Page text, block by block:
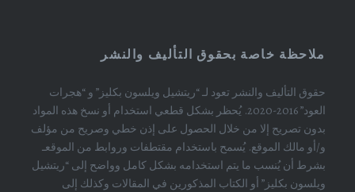
ملاحظة خاصة بحقوق التأليف والنشر
حقوق التأليف والنشر تعود لـ “ريتشيل ويلسون بكليز” و “هجرات
العود” 2016-2020. يُحظر بشكل قطعي استخدام أو نسخ هذه المواد
بدون تصريح إلا من خلال الحصول على إذن خطي وصريح من مؤلف
و/أو مالك الموقع. يُسمح باستخدام مقتطفات وروابط من الموقعـ
بشرط أن يُنسب ما يتم استخدامه بشكل كامل وواضح إلى “ريتشيل
ويلسون بكليز” أو الكتاب المذكورين في المقالات وكذلك إلى